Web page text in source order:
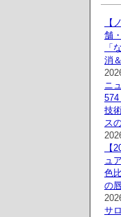
【
舗
「
消
ニ
技
ス
【
ュ
色
の
サ